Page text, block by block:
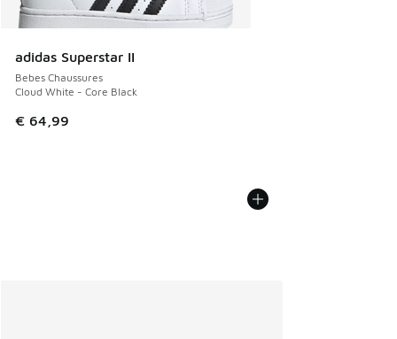
adidas Superstar II
Bebes Chaussures
Cloud White - Core Black
€ 64,99